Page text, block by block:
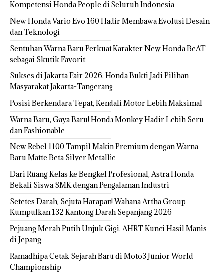
Kompetensi Honda People di Seluruh Indonesia
New Honda Vario Evo 160 Hadir Membawa Evolusi Desain
dan Teknologi
Sentuhan Warna Baru Perkuat Karakter New Honda BeAT
sebagai Skutik Favorit
Sukses di Jakarta Fair 2026, Honda Bukti Jadi Pilihan
Masyarakat Jakarta-Tangerang
Posisi Berkendara Tepat, Kendali Motor Lebih Maksimal
Warna Baru, Gaya Baru! Honda Monkey Hadir Lebih Seru
dan Fashionable
New Rebel 1100 Tampil Makin Premium dengan Warna
Baru Matte Beta Silver Metallic
Dari Ruang Kelas ke Bengkel Profesional, Astra Honda
Bekali Siswa SMK dengan Pengalaman Industri
Setetes Darah, Sejuta Harapan! Wahana Artha Group
Kumpulkan 132 Kantong Darah Sepanjang 2026
Pejuang Merah Putih Unjuk Gigi, AHRT Kunci Hasil Manis
di Jepang
Ramadhipa Cetak Sejarah Baru di Moto3 Junior World
Championship